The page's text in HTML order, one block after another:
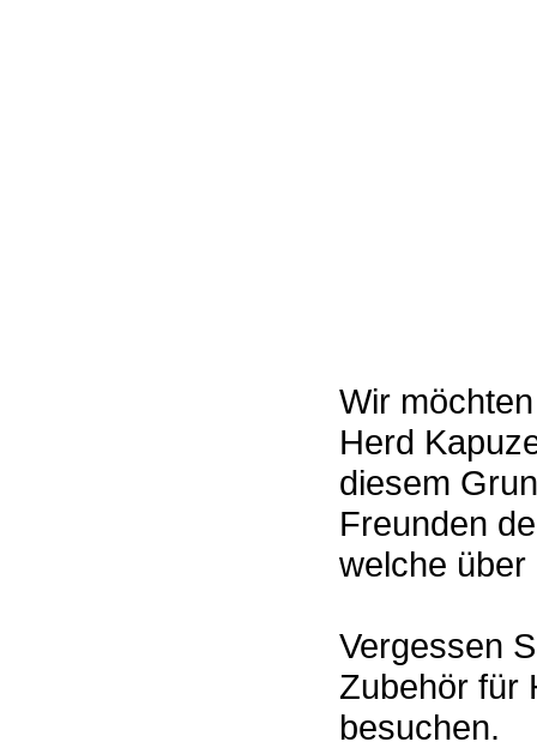
Wir
Herd
diesem
Freunden
welche
Vergessen
Zubehör für
besuchen.